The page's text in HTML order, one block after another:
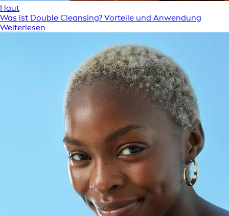
Haut
Was ist Double Cleansing? Vorteile und Anwendung
Weiterlesen